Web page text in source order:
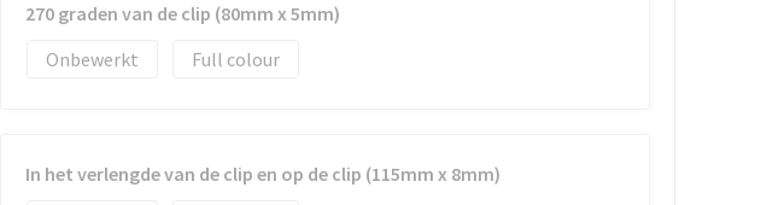
270 graden van de clip (80mm x 5mm)
Onbewerkt
Full colour
In het verlengde van de clip en op de clip (115mm x 8mm)